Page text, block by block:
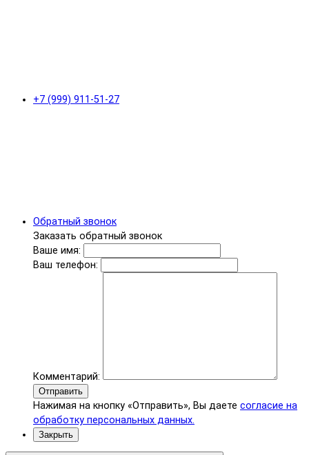
+7 (999) 911-51-27
Обратный звонок
Заказать обратный звонок
Ваше имя:
Ваш телефон:
Комментарий:
Отправить
Нажимая на кнопку «Отправить», Вы даете согласие на
обработку персональных данных.
Закрыть